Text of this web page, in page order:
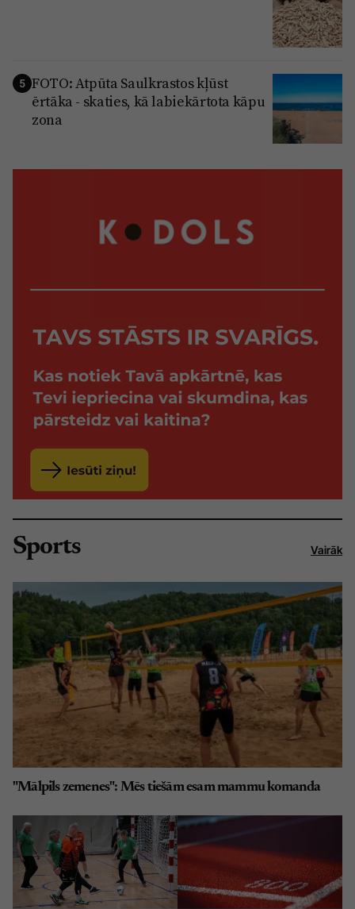
5 FOTO: Atpūta Saulkrastos kļūst
ērtāka - skaties, kā labiekārtota kāpu
zona
Sports Vairāk
"Mālpils zemenes": Mēs tiešām esam mammu komanda